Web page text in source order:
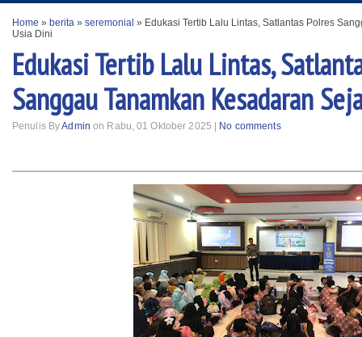
Home » berita » seremonial » Edukasi Tertib Lalu Lintas, Satlantas Polres
Usia Dini
Edukasi Tertib Lalu Lintas,
Sanggau Tanamkan Kesadaran
Penulis ByAdmin on Rabu, 01 Oktober 2025 | No comments